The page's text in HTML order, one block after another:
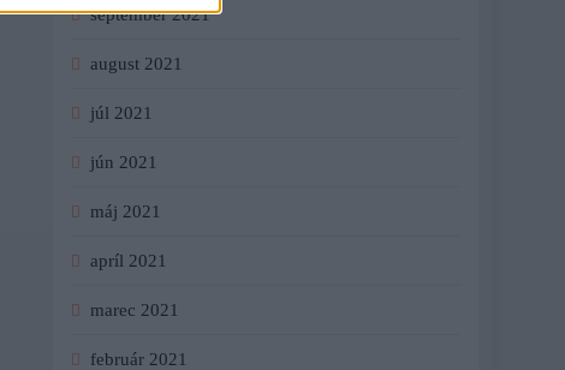
september 2021
august 2021
júl 2021
jún 2021
máj 2021
apríl 2021
marec 2021
február 2021